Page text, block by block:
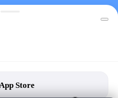
Store